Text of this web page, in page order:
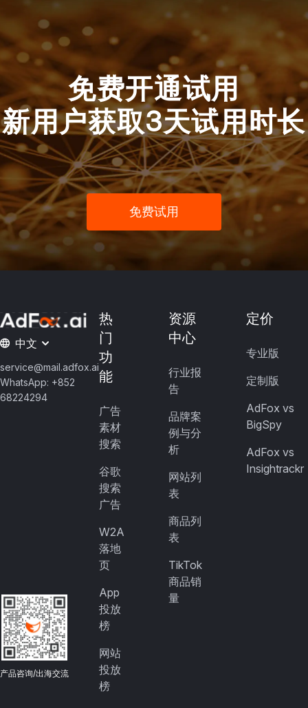
免费开通试用
新用户获取3天试用时长
免费试用
中文
service@mail.adfox.ai
WhatsApp: +852
68224294
产品咨询/出海交流
热
门
功
能
广告
素材
搜索
谷歌
搜索
广告
W2A
落地
页
App
投放
榜
网站
投放
榜
资源
中心
行业报
告
品牌案
例与分
析
网站列
表
商品列
表
TikTok
商品销
量
定价
专业版
定制版
AdFox vs
BigSpy
AdFox vs
Insightrackr